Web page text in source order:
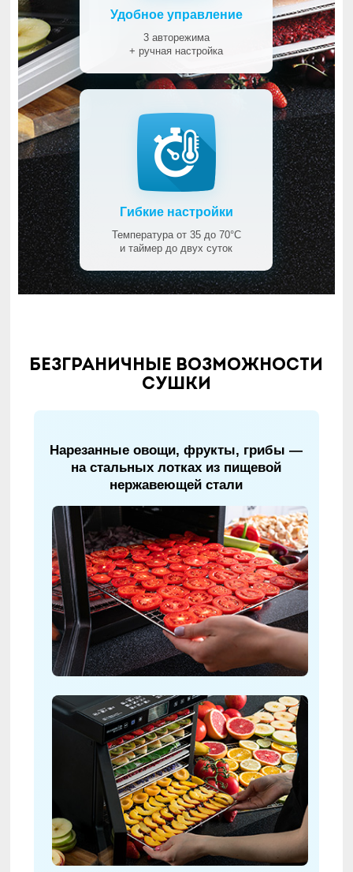
Удобное управление
3 авторежима
+ ручная настройка
Гибкие настройки
Температура от 35 до 70°С
и таймер до двух суток
Безграничные возможности
сушки
Нарезанные овощи, фрукты, грибы —
на стальных лотках из пищевой
нержавеющей стали